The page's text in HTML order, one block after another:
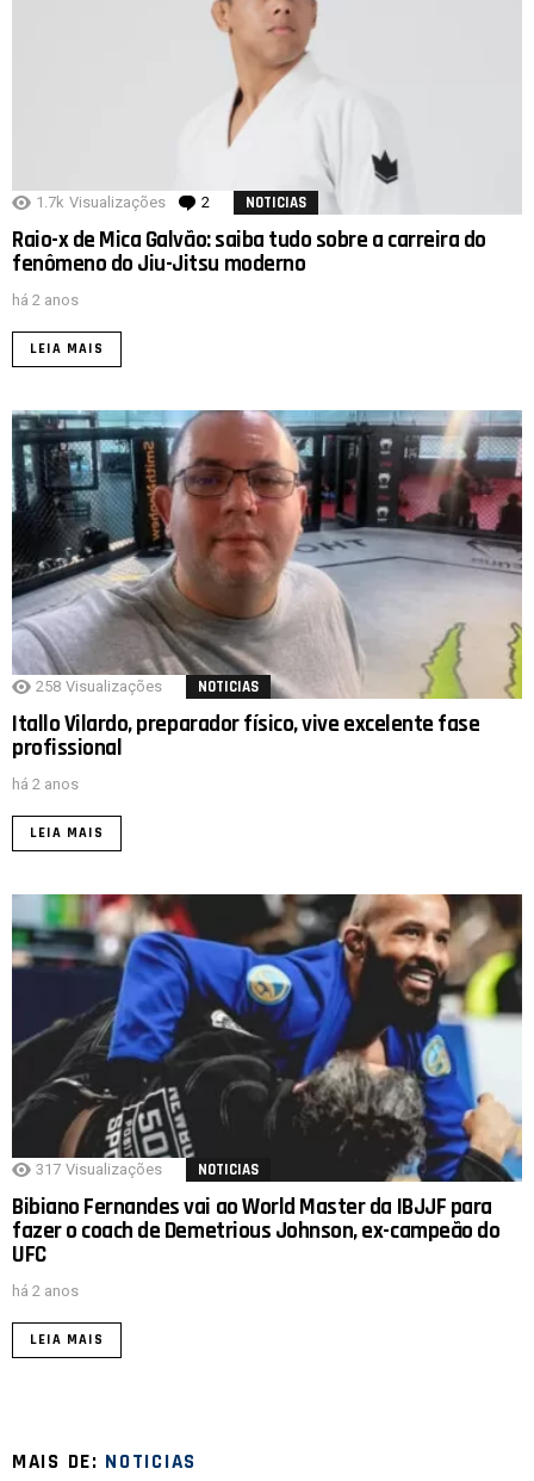
1.7k Visualizações 2 Comentários
NOTICIAS
Raio-x de Mica Galvão: saiba tudo sobre a carreira do
fenômeno do Jiu-Jitsu moderno
há 2 anos
LEIA MAIS
258 Visualizações NOTICIAS
Itallo Vilardo, preparador físico, vive excelente fase
profissional
há 2 anos
LEIA MAIS
317 Visualizações NOTICIAS
Bibiano Fernandes vai ao World Master da IBJJF para
fazer o coach de Demetrious Johnson, ex-campeão do
UFC
há 2 anos
LEIA MAIS
MAIS DE: NOTICIAS